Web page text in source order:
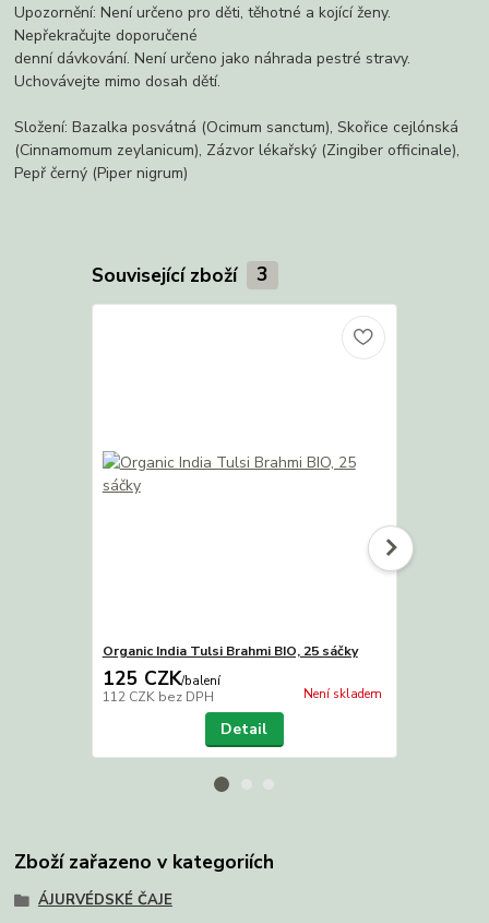
Upozornění: Není určeno pro děti, těhotné a kojící ženy.
Nepřekračujte doporučené
denní dávkování. Není určeno jako náhrada pestré stravy.
Uchovávejte mimo dosah dětí.
Složení: Bazalka posvátná (Ocimum sanctum), Skořice cejlónská
(Cinnamomum zeylanicum), Zázvor lékařský (Zingiber officinale),
Pepř černý (Piper nigrum)
Související zboží 3
Organic India Tulsi Brahmi BIO, 25 sáčky
125 CZK/balení
112 CZK bez DPH Není skladem
Detail
Zboží zařazeno v kategoriích
ÁJURVÉDSKÉ ČAJE